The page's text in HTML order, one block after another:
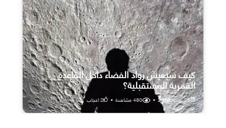
كيف سيعيش رواد الفضاء داخل القاعدة
القمرية المستقبلية؟
25 يوليو، 2026 •
480مشاهدة •
2اعجاب